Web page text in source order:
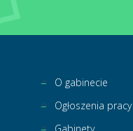
O gabinecie
Ogłoszenia pracy